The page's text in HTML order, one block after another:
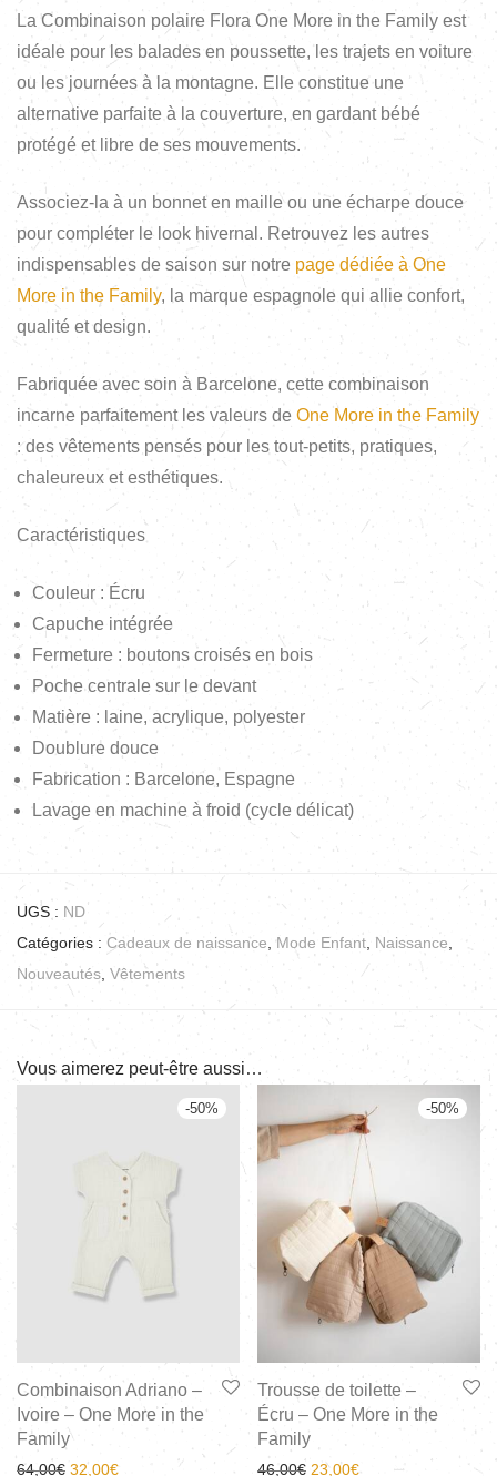
La Combinaison polaire Flora One More in the Family est
idéale pour les balades en poussette, les trajets en voiture
ou les journées à la montagne. Elle constitue une
alternative parfaite à la couverture, en gardant bébé
protégé et libre de ses mouvements.
Associez-la à un bonnet en maille ou une écharpe douce
pour compléter le look hivernal. Retrouvez les autres
indispensables de saison sur notre page dédiée à One
More in the Family, la marque espagnole qui allie confort,
qualité et design.
Fabriquée avec soin à Barcelone, cette combinaison
incarne parfaitement les valeurs de One More in the Family
: des vêtements pensés pour les tout-petits, pratiques,
chaleureux et esthétiques.
Caractéristiques
Couleur : Écru
Capuche intégrée
Fermeture : boutons croisés en bois
Poche centrale sur le devant
Matière : laine, acrylique, polyester
Doublure douce
Fabrication : Barcelone, Espagne
Lavage en machine à froid (cycle délicat)
UGS : ND
Catégories : Cadeaux de naissance Mode Enfant Naissance
Nouveautés Vêtements
Vous aimerez peut-être aussi…
-50%
Combinaison Adriano –
Ivoire – One More in the
Family
64,00€ 32,00€
-50%
Trousse de toilette –
Écru – One More in the
Family
46,00€ 23,00€